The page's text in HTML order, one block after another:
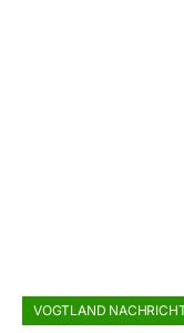
VOGTLAND